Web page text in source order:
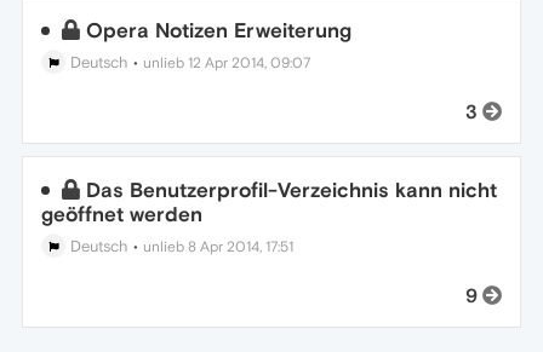
Opera Notizen Erweiterung
Deutsch • unlieb 12 Apr 2014, 09:07
3
Das Benutzerprofil-Verzeichnis kann nicht
geöffnet werden
Deutsch • unlieb 8 Apr 2014, 17:51
9